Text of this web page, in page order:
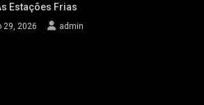
Estações Frias
29, 2026 admin